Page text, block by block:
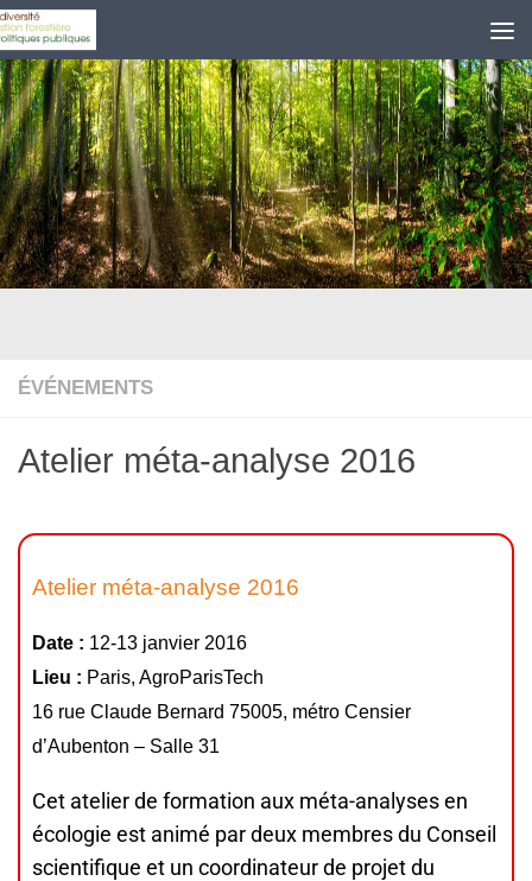
Skip to content
ÉVÉNEMENTS
Atelier méta-analyse 2016
Atelier méta-analyse 2016
Date : 12-13 janvier 2016
Lieu : Paris, AgroParisTech
16 rue Claude Bernard 75005, métro Censier
d’Aubenton – Salle 31
Cet atelier de formation aux méta-analyses en
écologie est animé par deux membres du Conseil
scientifique et un coordinateur de projet du